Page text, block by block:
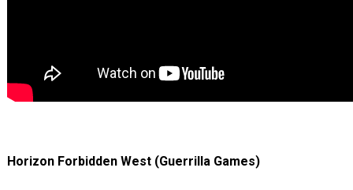
Horizon Forbidden West (Guerrilla Games)